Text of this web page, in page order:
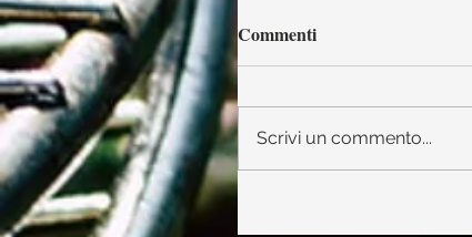
Commenti
Scrivi un commento...